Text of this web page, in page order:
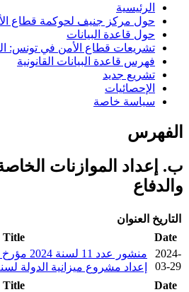
الرئيسية
حول مركز جنيف لحوكمة قطاع
حول قاعدة البيانات
تشريعات قطاع الأمن في تونس: الفهرس
فهرس قاعدة البيانات القانونية
تشريع جديد
الإحصائيات
سياسة خاصة
الفهرس
ب. إعداد الموازنات
والدفاع
التاريخ العنوان
Date
Title
2024-
03-29
إعداد مشروع ميزانية الدولة لسنة
Date
Title